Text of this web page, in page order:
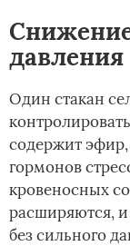
давления
Один стакан
содержит
гормонов
кровеносных
расширяются, и
без сильного